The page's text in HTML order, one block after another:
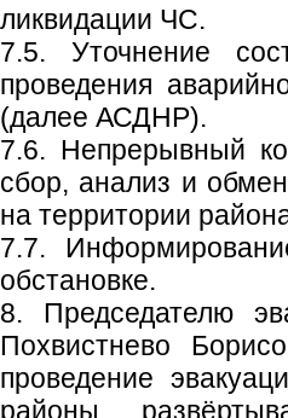
ликвидации ЧС.
7.5. Уточнение
проведения
(далее АСДНР).
7.6. Непрерывный
сбор, анализ и
на территории
7.7.
обстановке.
8. Председателю
Похвистнево
проведение
районы,